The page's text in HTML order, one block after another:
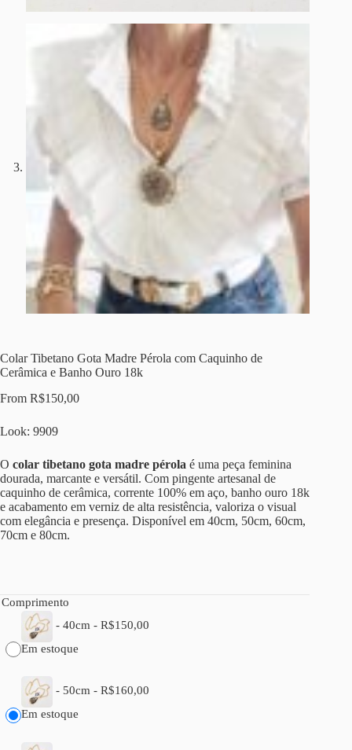
Colar Tibetano Gota Madre Pérola com Caquinho de
Cerâmica e Banho Ouro 18k
From R$150,00
Look: 9909
O colar tibetano gota madre pérola é uma peça feminina
dourada, marcante e versátil. Com pingente artesanal de
caquinho de cerâmica, corrente 100% em aço, banho ouro 18k
e acabamento em verniz de alta resistência, valoriza o visual
com elegância e presença. Disponível em 40cm, 50cm, 60cm,
70cm e 80cm.
Comprimento
- 40cm - R$150,00
Em estoque
- 50cm - R$160,00
Em estoque